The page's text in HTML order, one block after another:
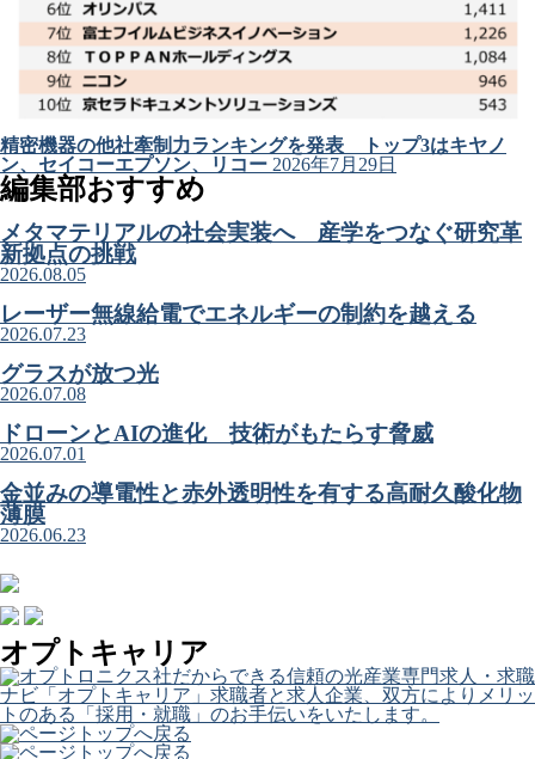
精密機器の他社牽制力ランキングを発表 トップ3はキヤノ
ン、セイコーエプソン、リコー 2026年7月29日
編集部おすすめ
メタマテリアルの社会実装へ 産学をつなぐ研究革
新拠点の挑戦
2026.08.05
レーザー無線給電でエネルギーの制約を越える
2026.07.23
グラスが放つ光
2026.07.08
ドローンとAIの進化 技術がもたらす脅威
2026.07.01
金並みの導電性と赤外透明性を有する高耐久酸化物
薄膜
2026.06.23
オプトキャリア